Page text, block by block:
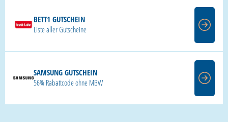
BETT1 GUTSCHEIN
Liste aller Gutscheine
SAMSUNG GUTSCHEIN
56% Rabattcode ohne MBW